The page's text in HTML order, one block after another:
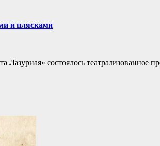
и плясками
Лазурная» состоялось театрализованное